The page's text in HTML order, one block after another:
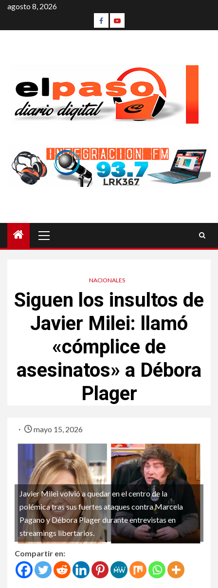
agosto 8, 2026
NACIONALES
Siguen los insultos de
Javier Milei: llamó
«cómplice de
asesinatos» a Débora
Plager
mayo 15, 2026
Javier Milei volvió a quedar en el centro de la
polémica tras sus fuertes ataques contra Marcela
Pagano y Débora Plager durante entrevistas en
streamings libertarios.
Compartir en: